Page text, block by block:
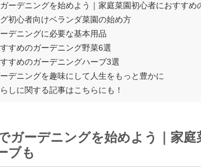
ーデニングを始めよう｜家庭菜園初心者におすすめ
初心者向けベランダ菜園の始め方
デニングに必要な基本用品
すめのガーデニング野菜6選
すめのガーデニングハーブ3選
デニングを趣味にして人生をもっと豊かに
しに関する記事はこちらにも！
ガーデニングを始めよう｜家
ブも